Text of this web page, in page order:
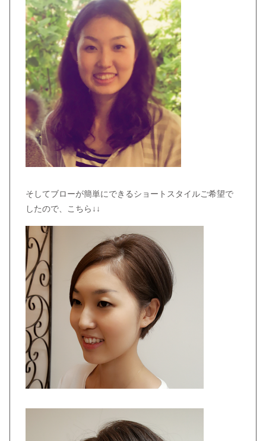
そしてブローが簡単にできるショートスタイルご希望で
したので、こちら↓↓